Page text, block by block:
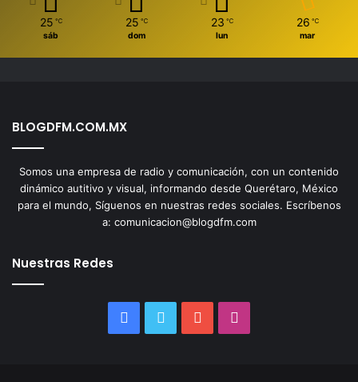
25 ℃
sáb
25 ℃
dom
23 ℃
lun
26 ℃
mar
BLOGDFM.COM.MX
Somos una empresa de radio y comunicación, con un contenido
dinámico autitivo y visual, informando desde Querétaro, México
para el mundo, Síguenos en nuestras redes sociales. Escríbenos
a: comunicacion@blogdfm.com
Nuestras Redes
Facebook
Twitter YouTube